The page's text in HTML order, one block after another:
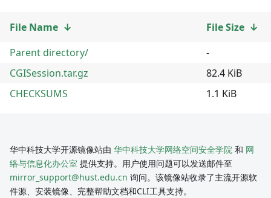
File Name ↓ File Size ↓
Parent directory/
-
CGISession.tar.gz
82.4 KiB
CHECKSUMS
1.1 KiB
华中科技大学开源镜像站由 华中科技大学网络空间安全学院 和 网
络与信息化办公室 提供支持。用户使用问题可以发送邮件至
mirror_support@hust.edu.cn 询问。该镜像站收录了主流开源软
件源、安装镜像、完整帮助文档和CLI工具支持。